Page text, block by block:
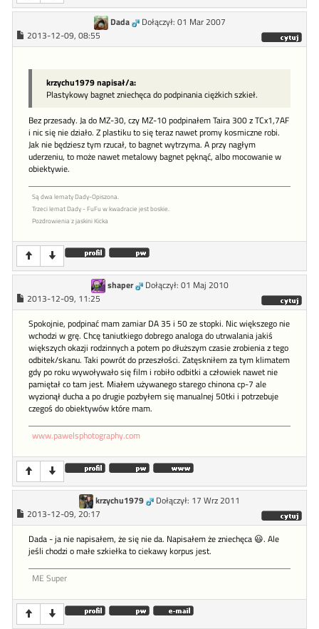
Dada
Dołączył: 01 Mar 2007
2013-12-09, 08:55
krzychu1979 napisał/a:
Plastykowy bagnet zniechęca do podpinania ciężkich szkieł.
Bez przesady. Ja do MZ-30, czy MZ-10 podpinałem Taira 300 z TCx1,7AF
i nic się nie działo. Z plastiku to się teraz nawet promy kosmiczne robi.
Jak nie będziesz tym rzucał, to bagnet wytrzyma. A przy nagłym
uderzeniu, to może nawet metalowy bagnet pęknąć, albo mocowanie w
obiektywie.
Są dwa lematy Dady-Opiszona.
Trzeci lemat Dady - FuFu w kwadracie jest boskie.
Pozdrowienia z jaskini Kicka
shaper
Dołączył: 01 Maj 2010
2013-12-09, 11:25
Spokojnie, podpinać mam zamiar DA 35 i 50 ze stopki. Nic większego nie
wchodzi w grę. Chcę taniutkiego dobrego analoga do utrwalania jakiś
większych okazji rodzinnych a potem po dłuższym czasie zrobienia z tego
odbitek/skanu. Taki powrót do przeszłości. Zatęskniłem za tym klimatem
gdy po roku wywoływało się film i robiło odbitki a człowiek nawet nie
pamiętał co tam jest. Miałem używanego starego chinona cp-7 ale
wyzionął ducha a po drugie pozbyłem się manualnej 50tki i potrzebuje
czegoś do obiektywów które mam.
www.pawelsphotography.com
krzychu1979
Dołączył: 17 Wrz 2011
2013-12-09, 20:17
Dada - ja nie napisałem, że się nie da. Napisałem że zniechęca 😃. Ale
jeśli chodzi o małe szkiełka to ciekawy korpus jest.
ME Super